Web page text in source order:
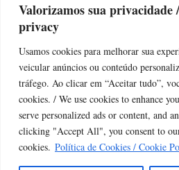
Valorizamos sua privacidade
privacy
Usamos cookies para melhorar sua
veicular anúncios ou conteúdo
tráfego. Ao clicar em “Aceitar tudo”,
cookies. / We use cookies to enhance
serve personalized ads or content, and
clicking "Accept All", you consent to
cookies. Política de Cookies / Cookie
TODAS OS ASSUNTOS
Copyright © Alô Tatuapé 2013 / 2026
Desenvolvido por ALOSP MKT